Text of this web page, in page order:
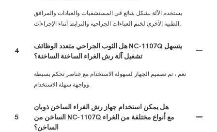
يستخدم الآلة بشكل شائع في المستشفيات والعيادات والمرافق
4
هل الثوب الجراحي متعدد الوظائف NC-1107Q يتسهل
تشغيل آلة رش الغراء الساخنة الساخنة؟
نعم ، تم تصميم الجهاز لسهولة الاستخدام مع عناصر تحكم بسيطة
5
هل يمكن استخدام جهاز رش الغراء الساخن ذوبان
الساخن من NC-1107Q مع أنواع مختلفة من الغراء
الساخن؟